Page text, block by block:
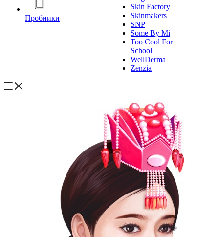
Пробники
Skin Factory
Skinmakers
SNP
Some By Mi
Too Cool For
School
WellDerma
Zenzia